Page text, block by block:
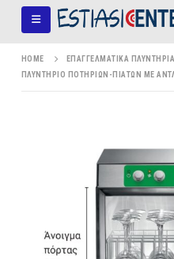
HOME ΕΠΑΓΓΕΛΜΑΤΙΚΆ ΠΛΥΝΤΉΡΙΑ
ΠΛΥΝΤΉΡΙΟ ΠΟΤΗΡΙΏΝ-ΠΙΆΤΩΝ ΜΕ